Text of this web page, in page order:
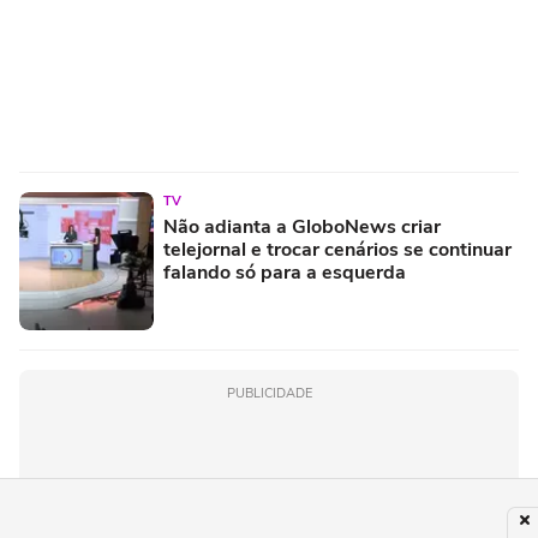
TV
Não adianta a GloboNews criar
telejornal e trocar cenários se continuar
falando só para a esquerda
PUBLICIDADE